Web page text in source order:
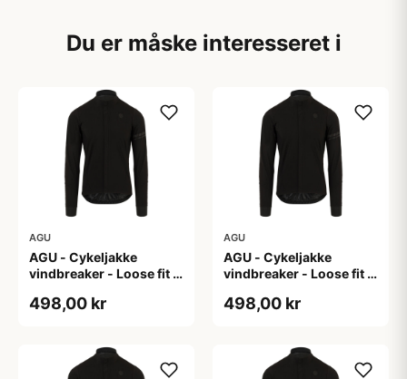
Du er måske interesseret i
AGU
AGU - Cykeljakke
vindbreaker - Loose fit -
498,00 kr
AGU
AGU - Cykeljakke
vindbreaker - Loose fit -
498,00 kr